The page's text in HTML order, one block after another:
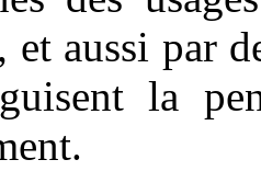
et aussi par
la